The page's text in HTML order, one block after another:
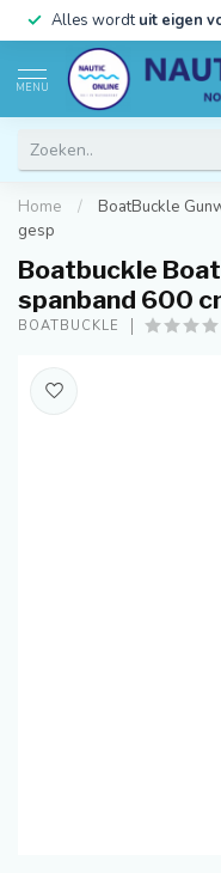
Alles wordtuit eigen
MENU
Home /
BoatBuckle
gesp
Boatbuckle
spanband 600
BOATBUCKLE